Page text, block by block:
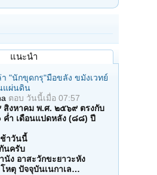
แนะนำ
า "นักขุดกรุ"มือขลัง ขมังเวทย์
แผ่นดิน
ตอบ วันนี้เมื่อ 07:57
สิงหาคม พ.ศ. ๒๕๖๙ ตรงกับ
ค่ำ เดือนแปดหลัง (๘๘) ปี
าวันนี้
นครับ
นัง อาสะวักขะยาวะหัง
หตุ ปัจจุบันเนกาเล…